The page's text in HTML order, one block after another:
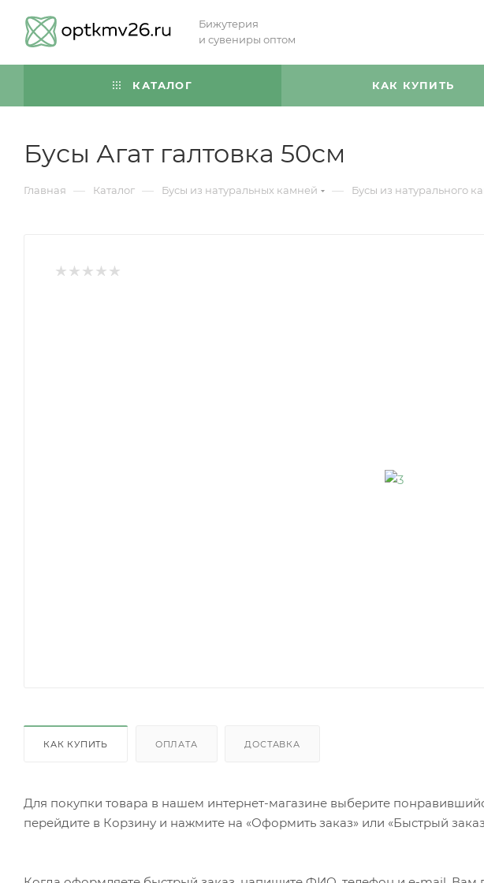
Бижутерия
и сувениры оптом
КАТАЛОГ КАК КУПИТЬ
Бусы Агат галтовка 50см
Главная — Каталог — Бусы из натуральных камней — Бусы из натурального
КАК КУПИТЬ ОПЛАТА ДОСТАВКА
Для покупки товара в нашем интернет-магазине выберите
перейдите в Корзину и нажмите на «Оформить заказ» или «Быстрый